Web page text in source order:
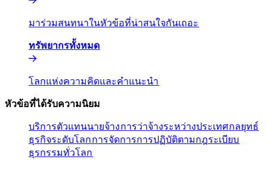
มาร่วมสนทนาในหัวข้อที่น่าสนใจกันเถอะ​​
ทรัพยากรทั้งหมด​​
โลกแห่งความคิดและคำแนะนำ​​
หัวข้อที่ได้รับความนิยม​​
บริการตัวแทนนายจ้าง​​การว่าจ้างระหว่างประเทศ​​กลยุทธ์
ธุรกิจระดับโลก​​การจัดการการปฏิบัติตามกฎระเบียบ​​
ธุรกรรมทั่วโลก​​